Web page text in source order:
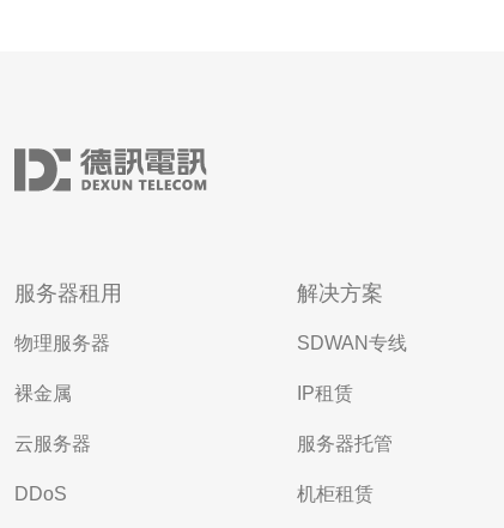
服务器租用
物理服务器
裸金属
云服务器
DDoS
解决方案
SDWAN专线
IP租赁
服务器托管
机柜租赁